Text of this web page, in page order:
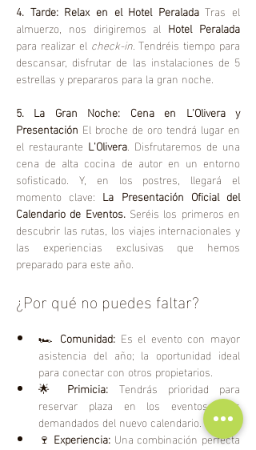
4. Tarde: Relax en el Hotel Peralada Tras el
almuerzo, nos dirigiremos al Hotel Peralada
para realizar el check-in. Tendréis tiempo para
descansar, disfrutar de las instalaciones de 5
estrellas y prepararos para la gran noche.
5. La Gran Noche: Cena en L'Olivera y
Presentación El broche de oro tendrá lugar en
el restaurante L'Olivera. Disfrutaremos de una
cena de alta cocina de autor en un entorno
sofisticado. Y, en los postres, llegará el
momento clave: La Presentación Oficial del
Calendario de Eventos. Seréis los primeros en
descubrir las rutas, los viajes internacionales y
las experiencias exclusivas que hemos
preparado para este año.
¿Por qué no puedes faltar?
🏎️ Comunidad: Es el evento con mayor
asistencia del año; la oportunidad ideal
para conectar con otros propietarios.
🌟 Primicia: Tendrás prioridad para
reservar plaza en los eventos más
demandados del nuevo calendario.
🍷 Experiencia: Una combinación perfecta